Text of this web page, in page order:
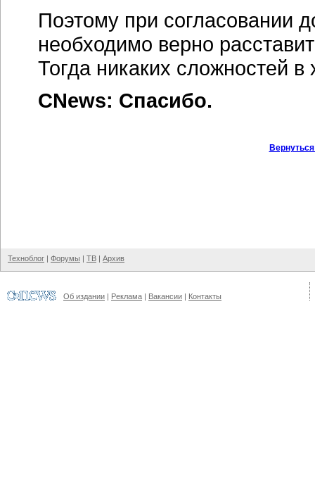
Поэтому при согласовании
необходимо верно
Тогда никаких сложностей в
CNews: Спасибо.
Техноблог | Форумы | ТВ | Архив
Об издании | Реклама | Вакансии | Контакты